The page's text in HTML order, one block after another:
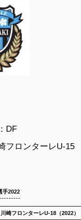
DF
フロンターレU-15
手2022
川崎フロンターレU-18（2022）